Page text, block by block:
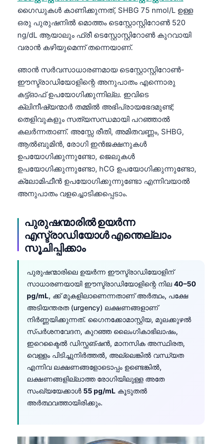
ഗൈഡുകൾ കാണിക്കുന്നത്, SHBG 75 nmol/L ഉള്ള
ഒരു പുരുഷനിൽ മൊത്തം ടെസ്റ്റോസ്റ്റിറോൺ 520
ng/dL ആയാലും ഫ്രീ ടെസ്റ്റോസ്റ്റിറോൺ കുറവായി
വരാൻ കഴിയുമെന്ന് തന്നെയാണ്.
ഞാൻ സർവസാധാരണമായ ടെസ്റ്റോസ്റ്റിറോൺ-
ഈസ്ട്രാഡിയോളിന്റെ അനുപാതം എന്നൊരു
കട്ട്‌ഓഫ് ഉപയോഗിക്കുന്നില്ല. ഇവിടെ
ക്ലിനീഷ്യന്മാർ തമ്മിൽ അഭിപ്രായഭേദമുണ്ട്;
തെളിവുകളും സത്യസന്ധമായി പറഞ്ഞാൽ
കലർന്നതാണ്. അസ്സേ രീതി, അമിതവണ്ണം, SHBG,
ആൽബുമിൻ, രോഗി ഇൻജക്ഷനുകൾ
ഉപയോഗിക്കുന്നുണ്ടോ, ജെലുകൾ
ഉപയോഗിക്കുന്നുണ്ടോ, hCG ഉപയോഗിക്കുന്നുണ്ടോ,
ക്ലോമിഫീൻ ഉപയോഗിക്കുന്നുണ്ടോ എന്നിവയാൽ
അനുപാതം വളച്ചൊടിക്കപ്പെടാം.
പുരുഷന്മാരിൽ ഉയർന്ന
എസ്ട്രാഡിയോൾ എന്തെല്ലാം
സൂചിപ്പിക്കാം
പുരുഷന്മാരിലെ ഉയർന്ന ഈസ്ട്രാഡിയോളിന്
സാധാരണയായി ഈസ്ട്രാഡിയോളിന്റെ നില 40–50
pg/mL, ക്ക് മുകളിലാണെന്നതാണ് അർത്ഥം, പക്ഷേ
അടിയന്തരത (urgency) ലക്ഷണങ്ങളാണ്
നിർണ്ണയിക്കുന്നത്. ഗൈനക്കോമാസ്റ്റിയ, മുലക്കുഴൽ
സ്പർശനവേദന, കുറഞ്ഞ ലൈംഗികാഭിലാഷം,
ഇറെക്ടൈൽ ഡിസ്ഫങ്ഷൻ, മാനസിക അസ്ഥിരത,
വെള്ളം പിടിച്ചുനിർത്തൽ, അല്ലെങ്കിൽ വന്ധ്യത
എന്നിവ ലക്ഷണങ്ങളോടൊപ്പം ഉണ്ടെങ്കിൽ,
ലക്ഷണങ്ങളില്ലാത്ത രോഗിയിലുള്ള അതേ
സംഖ്യയേക്കാൾ 55 pg/mL കൂടുതൽ
അർത്ഥവത്തായിരിക്കും.
Қазақ тілі
Hrvatski
Slovenčina
كوردی‎
پښتو
سنڌي
සිංහල
অসমীয়া
Galego
Latviešu valoda
Македонски јазик
Euskara
Gàidhlig
العربية المغربية
Afrikaans
Монгол
ພາສາລາວ
Basa Jawa
Cebuano
ئۇيغۇرچە
Кыргызча
Беларуская мова
Esperanto
Frysk